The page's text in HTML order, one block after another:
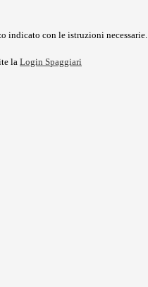
indicato con le istruzioni necessarie.
la Login Spaggiari